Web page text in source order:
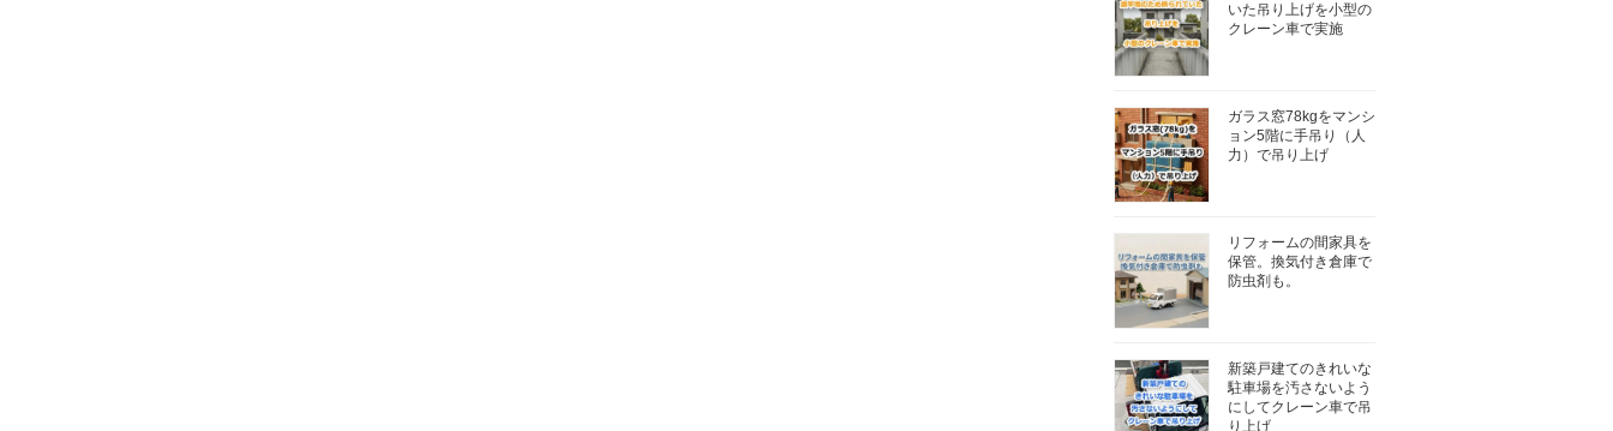
いた吊り上げを小型の
クレーン車で実施
ガラス窓78kgをマンシ
ョン5階に手吊り（人
力）で吊り上げ
リフォームの間家具を
保管。換気付き倉庫で
防虫剤も。
新築戸建てのきれいな
駐車場を汚さないよう
にしてクレーン車で吊
り上げ